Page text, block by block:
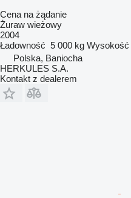
Cena na żądanie
Żuraw wieżowy
2004
Ładowność 5 000 kg Wysokość
Polska, Baniocha
HERKULES S.A.
Kontakt z dealerem